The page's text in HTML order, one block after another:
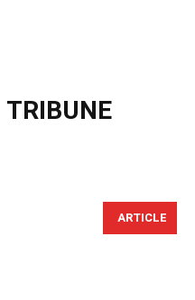
TRIBUNE
ARTICLE